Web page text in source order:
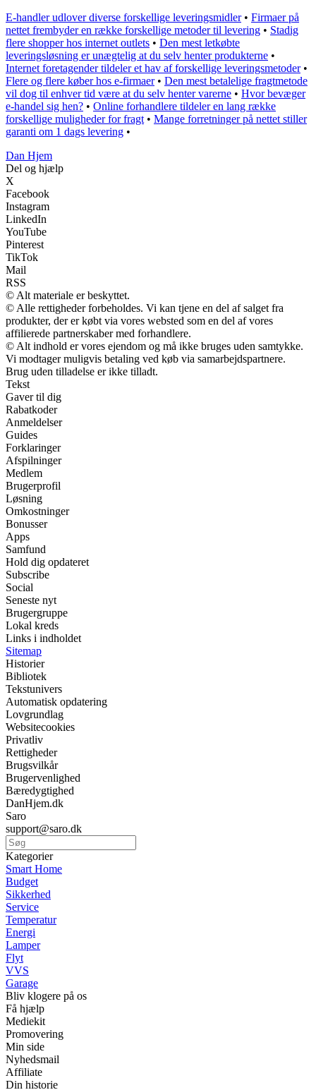
E-handler udlover diverse forskellige leveringsmidler• Firmaer på
nettet frembyder en række forskellige metoder til levering • Stadig
flere shopper hos internet outlets • Den mest letkøbte
leveringsløsning er unægtelig at du selv henter produkterne •
Internet foretagender tildeler et hav af forskellige leveringsmetoder•
Flere og flere køber hos e-firmaer• Den mest betalelige fragtmetode
vil dog til enhver tid være at du selv henter varerne • Hvor bevæger
e-handel sig hen? • Online forhandlere tildeler en lang række
forskellige muligheder for fragt • Mange forretninger på nettet stiller
garanti om 1 dags levering •
Dan Hjem
Del og hjælp
X
Facebook
Instagram
LinkedIn
YouTube
Pinterest
TikTok
Mail
RSS
© Alt materiale er beskyttet.
© Alle rettigheder forbeholdes. Vi kan tjene en del af salget fra
produkter, der er købt via vores websted som en del af vores
affilierede partnerskaber med forhandlere.
© Alt indhold er vores ejendom og må ikke bruges uden samtykke.
Vi modtager muligvis betaling ved køb via samarbejdspartnere.
Brug uden tilladelse er ikke tilladt.
Tekst
Gaver til dig
Rabatkoder
Anmeldelser
Guides
Forklaringer
Afspilninger
Medlem
Brugerprofil
Løsning
Omkostninger
Bonusser
Apps
Samfund
Hold dig opdateret
Subscribe
Social
Seneste nyt
Brugergruppe
Lokal kreds
Links i indholdet
Sitemap
Historier
Bibliotek
Tekstunivers
Automatisk opdatering
Lovgrundlag
Websitecookies
Privatliv
Rettigheder
Brugsvilkår
Brugervenlighed
Bæredygtighed
DanHjem.dk
Saro
support@saro.dk
Kategorier
Smart Home
Budget
Sikkerhed
Service
Temperatur
Energi
Lamper
Flyt
VVS
Garage
Bliv klogere på os
Få hjælp
Mediekit
Promovering
Min side
Nyhedsmail
Affiliate
Din historie